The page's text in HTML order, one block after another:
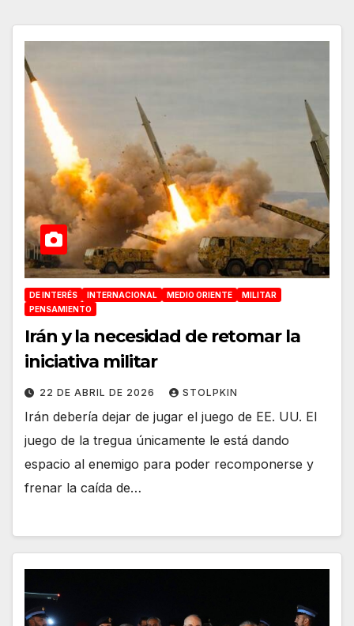
DE INTERÉS INTERNACIONAL MEDIO ORIENTE
MILITAR
PENSAMIENTO
Irán y la necesidad de retomar la
iniciativa militar
22 DE ABRIL DE 2026 STOLPKIN
Irán debería dejar de jugar el juego de EE. UU. El
juego de la tregua únicamente le está dando
espacio al enemigo para poder recomponerse y
frenar la caída de…